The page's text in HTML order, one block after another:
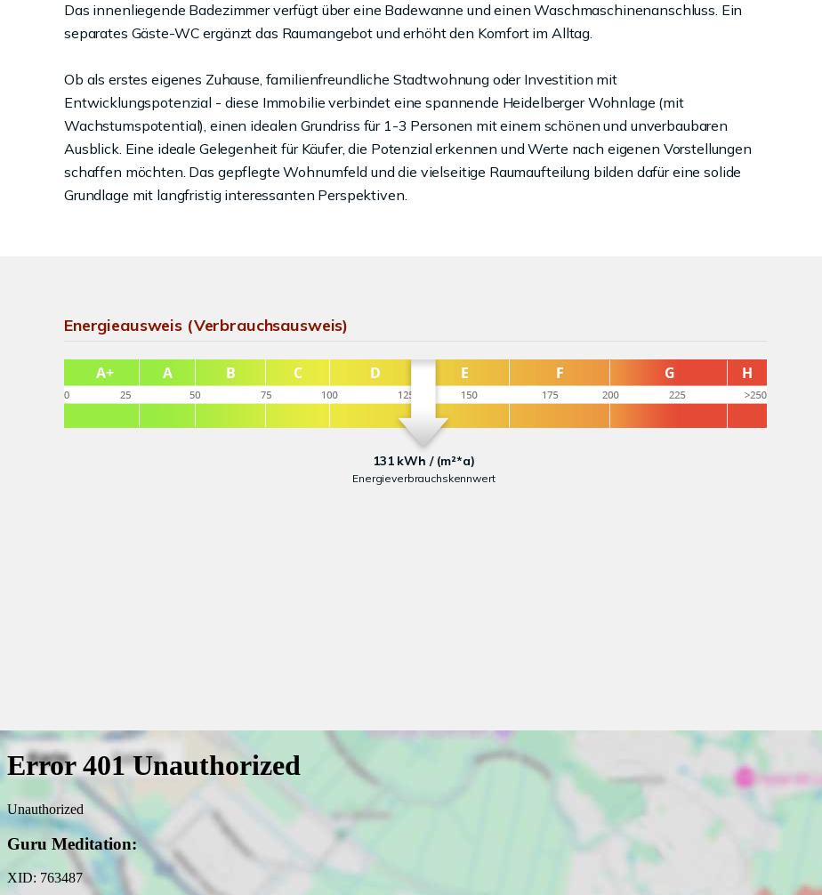
Das innenliegende Badezimmer verfügt über eine Badewanne und einen Waschmaschinenanschluss. Ein
separates Gäste-WC ergänzt das Raumangebot und erhöht den Komfort im Alltag.
Ob als erstes eigenes Zuhause, familienfreundliche Stadtwohnung oder Investition mit
Entwicklungspotenzial - diese Immobilie verbindet eine spannende Heidelberger Wohnlage (mit
Wachstumspotential), einen idealen Grundriss für 1-3 Personen mit einem schönen und unverbaubaren
Ausblick. Eine ideale Gelegenheit für Käufer, die Potenzial erkennen und Werte nach eigenen Vorstellungen
schaffen möchten. Das gepflegte Wohnumfeld und die vielseitige Raumaufteilung bilden dafür eine solide
Grundlage mit langfristig interessanten Perspektiven.
Energieausweis (Verbrauchsausweis)
131 kWh / (m²*a)
Energieverbrauchskennwert